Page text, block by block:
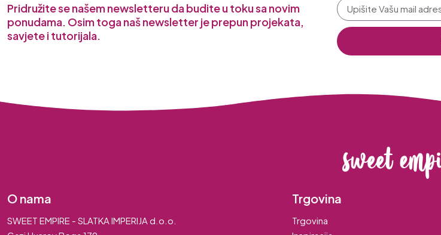
Pridružite se našem newsletteru da budite u toku sa novim
ponudama. Osim toga naš newsletter je prepun projekata,
savjete i tutorijala.
O nama
SWEET EMPIRE - SLATKA IMPERIJA d.o.o.
Trgovina
Trgovina